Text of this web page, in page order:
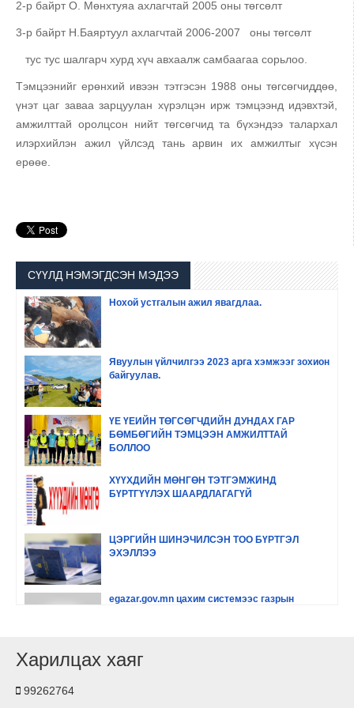
2-р байрт О. Мөнхтуяа ахлагчтай 2005 оны төгсөлт
3-р байрт Н.Баяртуул ахлагчтай 2006-2007 оны төгсөлт
тус тус шалгарч хурд хүч авхаалж самбаагаа сорьлоо.
Тэмцээнийг ерөнхий ивээн тэтгэсэн 1988 оны төгсөгчиддөө,
үнэт цаг заваа зарцуулан хүрэлцэн ирж тэмцээнд идэвхтэй,
амжилттай оролцсон нийт төгсөгчид та бүхэндээ талархал
илэрхийлэн ажил үйлсэд тань арвин их амжилтыг хүсэн
ерөөе.
СҮҮЛД НЭМЭГДСЭН МЭДЭЭ
Нохой устгалын ажил явагдлаа.
Явуулын үйлчилгээ 2023 арга хэмжээг зохион
байгуулав.
ҮЕ ҮЕИЙН ТӨГСӨГЧДИЙН ДУНДАХ ГАР
БӨМБӨГИЙН ТЭМЦЭЭН АМЖИЛТТАЙ
БОЛЛОО
ХҮҮХДИЙН МӨНГӨН ТЭТГЭМЖИНД
БҮРТГҮҮЛЭХ ШААРДЛАГАГҮЙ
ЦЭРГИЙН ШИНЭЧИЛСЭН ТОО БҮРТГЭЛ
ЭХЭЛЛЭЭ
egazar.gov.mn цахим системээс газрын
www.egazar.gov.mn буюу #Land_manager
Харилцах хаяг
99262764